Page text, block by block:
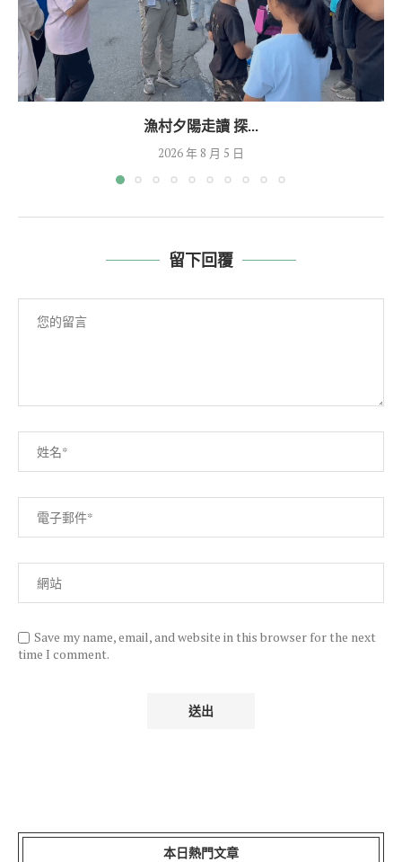
漁村夕陽走讀 探...
2026 年 8 月 5 日
留下回覆
Save my name, email, and website in this browser for the next
time I comment.
本日熱門文章